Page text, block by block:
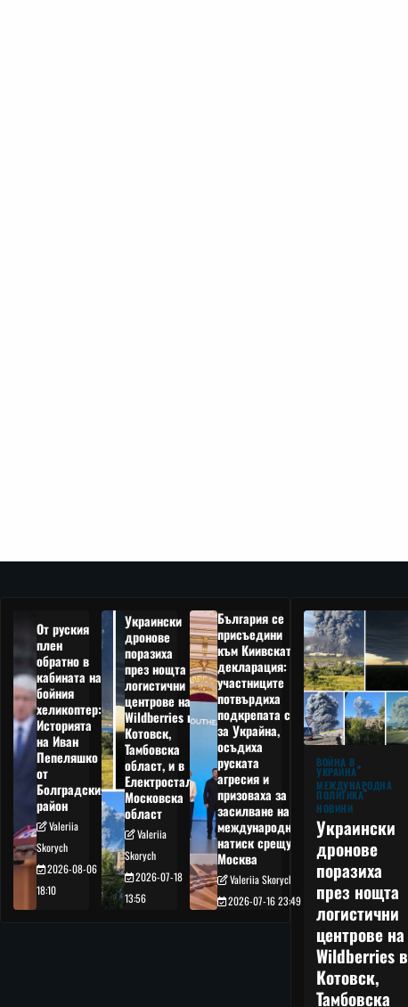
От руския
плен
обратно в
кабината на
бойния
хеликоптер:
Историята
на Иван
Пепеляшко
от
Болградския
район
Valeriia
Skorych
2026-08-06
18:10
Украински
дронове
поразиха
през нощта
логистични
центрове на
Wildberries в
Котовск,
Тамбовска
област, и в
Електростал,
Московска
област
Valeriia
Skorych
2026-07-18
13:56
България се
присъедини
към Киивската
декларация:
участниците
потвърдиха
подкрепата си
за Украйна,
осъдиха
руската
агресия и
призоваха за
засилване на
международния
натиск срещу
Москва
Valeriia Skorych
2026-07-16 23:49
ВОЙНА В
УКРАЙНА
МЕЖДУНАРОДНА
ПОЛИТИКА
НОВИНИ
Украински
дронове
поразиха
през нощта
логистични
центрове на
Wildberries в
Котовск,
Тамбовска